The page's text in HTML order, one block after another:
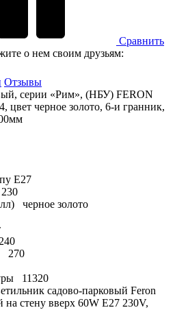
Сравнить
о нем своим друзьям:
Отзывы
серии «Рим», (НБУ) FERON
цвет черное золото, 6-и гранник,
Е27
230
черное золото
270
11320
садово-парковый Feron
стену вверх 60W E27 230V,